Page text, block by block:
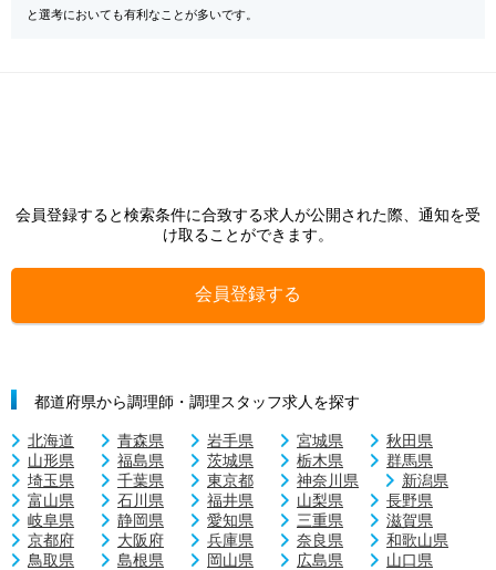
と選考においても有利なことが多いです。
会員登録すると検索条件に合致する求人が公開された際、通知を受
け取ることができます。
会員登録する
都道府県から調理師・調理スタッフ求人を探す
北海道 青森県 岩手県 宮城県
秋田県
山形県
福島県 茨城県 栃木県
群馬県
埼玉県
千葉県 東京都 神奈川県
新潟県
富山県
石川県 福井県 山梨県
長野県
岐阜県
静岡県 愛知県 三重県
滋賀県
京都府
大阪府 兵庫県 奈良県
和歌山県
鳥取県
島根県 岡山県 広島県
山口県